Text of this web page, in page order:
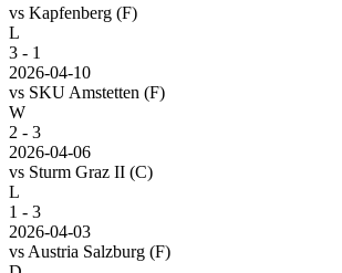
vs Kapfenberg (F)
L
3 - 1
2026-04-10
vs SKU Amstetten (F)
W
2 - 3
2026-04-06
vs Sturm Graz II (C)
L
1 - 3
2026-04-03
vs Austria Salzburg (F)